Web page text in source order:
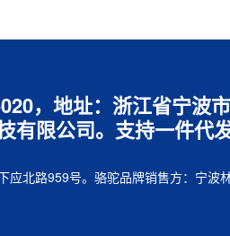
，地址：浙江省宁波
限公司。支持一件代
北路959号。骆驼品牌销售方：宁波